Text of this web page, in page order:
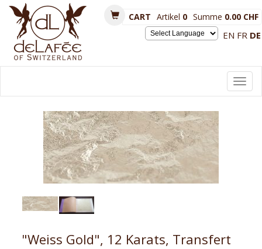
EN FR DE
CART Artikel 0 Summe 0.00 CHF
"Weiss Gold", 12 Karats, Transfert